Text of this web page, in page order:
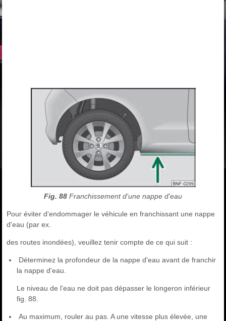
Fig. 88 Franchissement d'une nappe d'eau
Pour éviter d'endommager le véhicule en franchissant une nappe
d'eau (par ex.
des routes inondées), veuillez tenir compte de ce qui suit :
Déterminez la profondeur de la nappe d'eau avant de franchir
la nappe d'eau.
Le niveau de l'eau ne doit pas dépasser le longeron inférieur
fig. 88.
Au maximum, rouler au pas. A une vitesse plus élevée, une